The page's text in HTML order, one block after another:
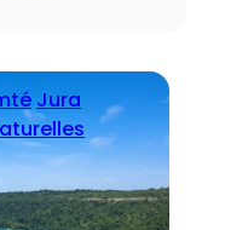
Jura